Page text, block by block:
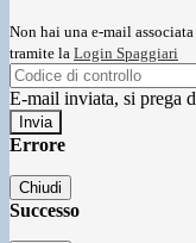
Non hai una e-mail
tramite la Login Spaggiari
E-mail inviata, si prega
Errore
Chiudi
Successo